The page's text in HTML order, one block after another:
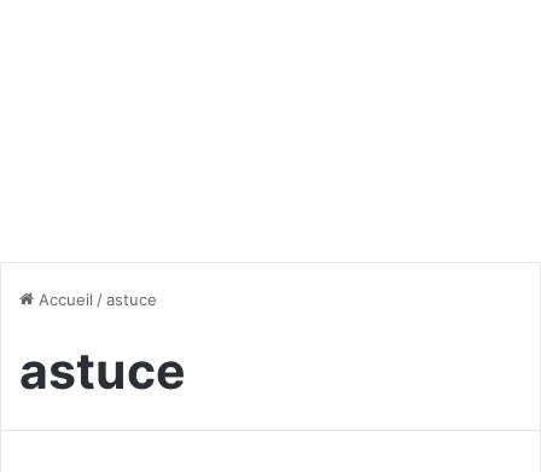
Accueil /astuce
astuce